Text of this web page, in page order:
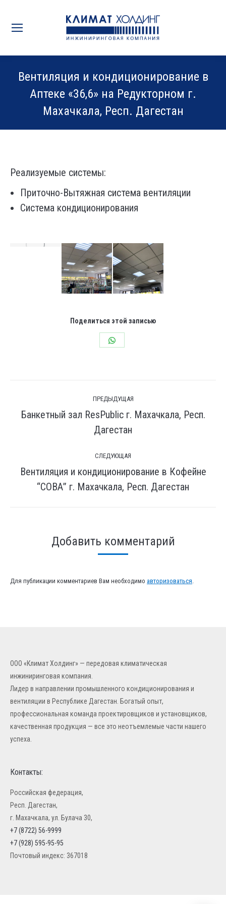
Вентиляция и кондиционирование в
Аптеке «36,6» на Редукторном г.
Махачкала, Респ. Дагестан
Реализуемые системы:
Приточно-Вытяжная система вентиляции
Система кондиционирования
Поделиться этой записью
по
комментариям
ПРЕДЫДУЩАЯ
вкладка
Банкетный зал ResPublic г. Махачкала, Респ.
Дагестан
СЛЕДУЮЩАЯ
След.
страница
Вентиляция и кондиционирование в Кофейне
“СОВА” г. Махачкала, Респ. Дагестан
Добавить комментарий
Для публикации комментариев Вам необходимо авторизоваться.
ООО «Климат Холдинг» — передовая климатическая
инжиниринговая компания.
Лидер в направлении промышленного кондиционирования и
вентиляции в Республике Дагестан. Богатый опыт,
профессиональная команда проектировщиков и установщиков,
качественная продукция — все это неотъемлемые части нашего
успеха.
Контакты:
Российская федерация,
Респ. Дагестан,
г. Махачкала, ул. Булача 30,
+7 (8722) 56-9999
+7 (928) 595-95-95
Почтовый индекс: 367018